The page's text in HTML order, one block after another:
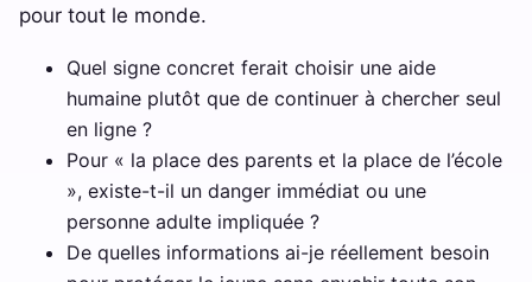
pour tout le monde.
Quel signe concret ferait choisir une aide
humaine plutôt que de continuer à chercher seul
en ligne ?
Pour « la place des parents et la place de l’école
», existe-t-il un danger immédiat ou une
personne adulte impliquée ?
De quelles informations ai-je réellement besoin